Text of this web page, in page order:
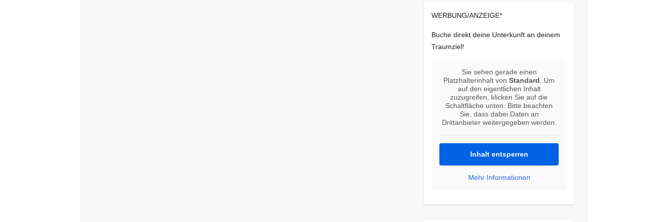
WERBUNG/ANZEIGE*
Buche direkt deine Unterkunft an deinem
Traumziel!
Sie sehen gerade einen
Platzhalterinhalt vonStandard . Um
auf den eigentlichen Inhalt
zuzugreifen, klicken Sie auf die
Schaltfläche unten. Bitte beachten
Sie, dass dabei Daten an
Drittanbieter weitergegeben werden.
Inhalt entsperren
Mehr Informationen